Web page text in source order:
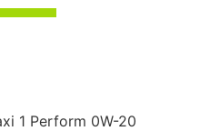
1 Perform 0W-20